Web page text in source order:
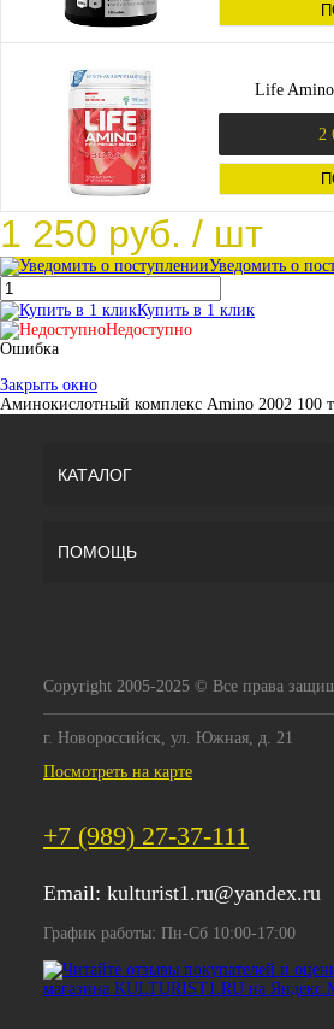
Life
2
1 250 руб. / шт
Уведомить о
Купить в 1 клик
Недоступно
Ошибка
Закрыть окно
Аминокислотный комплекс Amino 2002 100
КАТАЛОГ
ПОМОЩЬ
Copyright 2005-2025 © Все права
г. Новороссийск, ул. Южная, д. 21
Посмотреть на карте
+7 (989) 27-37-111
Email: kulturist1.ru@yandex.ru
График работы: Пн-Сб 10:00-17:00